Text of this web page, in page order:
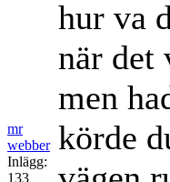
mr
webber
Inlägg:
133
hur va
när det
men
körde